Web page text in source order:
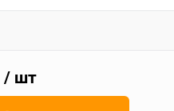
/ шт